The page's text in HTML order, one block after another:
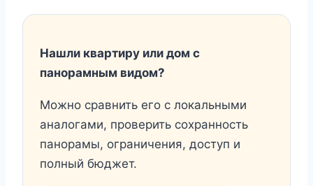
Нашли квартиру или дом с
панорамным видом?
Можно сравнить его с локальными
аналогами, проверить сохранность
панорамы, ограничения, доступ и
полный бюджет.